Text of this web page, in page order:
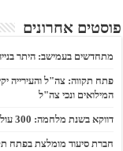
פוסטים אחרונים
מתחדשים בעמישב: היתר
פתח תקווה: צה"ל והעירייה
המילואים ונכי צה"ל
דווקא בשנת מלחמה: 300 עולים חדשים בחרו בפתח תקווה
חברת סיעוד מומלצת בפתח